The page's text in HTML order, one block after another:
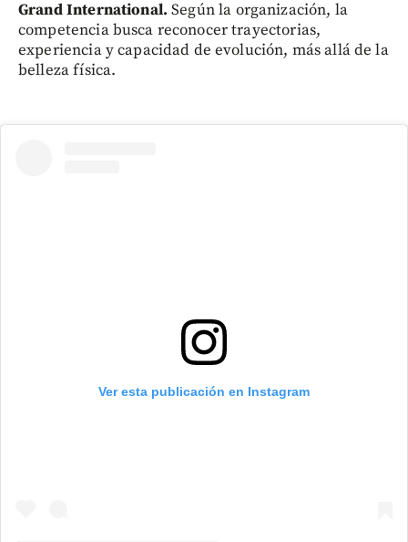
Grand International.Según la organización, la
competencia busca reconocer trayectorias,
experiencia y capacidad de evolución, más allá de la
belleza física.
Ver esta publicación en Instagram